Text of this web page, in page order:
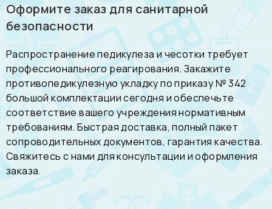
Оформите заказ для санитарной
безопасности
Распространение педикулеза и чесотки требует
профессионального реагирования. Закажите
противопедикулезную укладку по приказу № 342
большой комплектации сегодня и обеспечьте
соответствие вашего учреждения нормативным
требованиям. Быстрая доставка, полный пакет
сопроводительных документов, гарантия качества.
Свяжитесь с нами для консультации и оформления
заказа.